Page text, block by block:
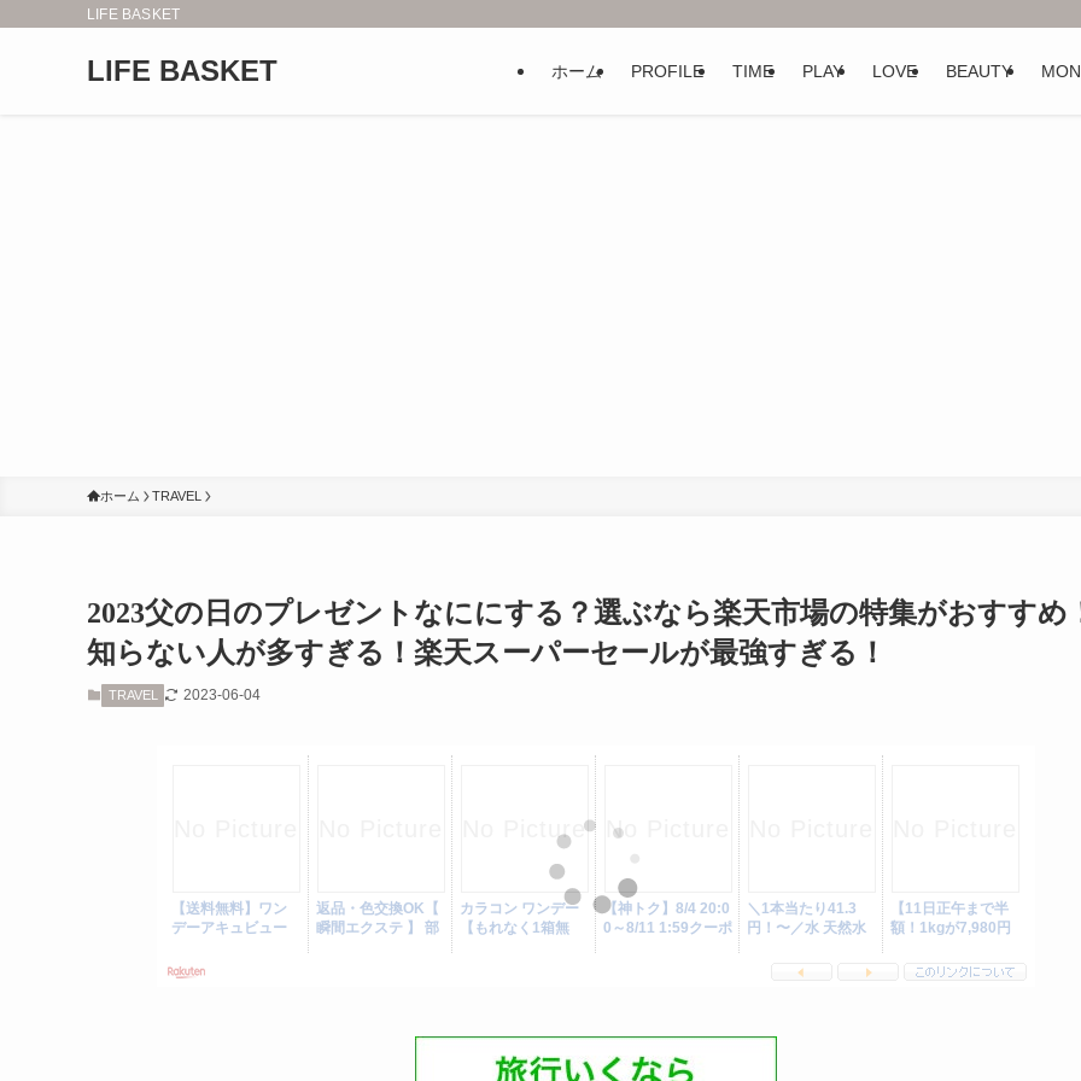
LIFE BASKET
LIFE BASKET ホーム PROFILE TIME PLAY LOVE BEAUTY
ホーム TRAVEL
2023父の日のプレゼントなににする？選ぶなら楽天市場の特集がおすすめ
知らない人が多すぎる！楽天スーパーセールが最強すぎる！
TRAVEL 2023-06-04